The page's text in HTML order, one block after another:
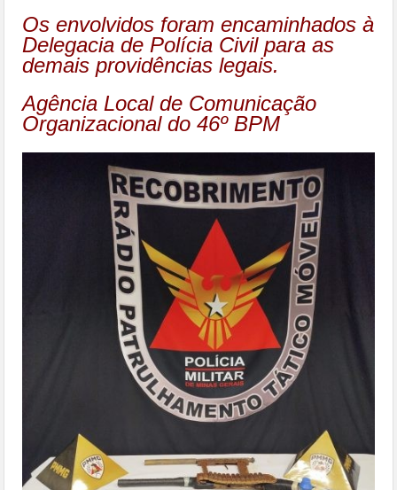
Os envolvidos foram encaminhados à
Delegacia de Polícia Civil para as
demais providências legais.
Agência Local de Comunicação
Organizacional do 46º BPM